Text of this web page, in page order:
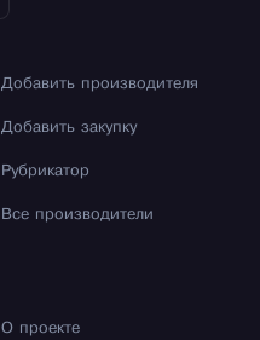
Добавить производителя
Добавить закупку
Рубрикатор
Все производители
О проекте